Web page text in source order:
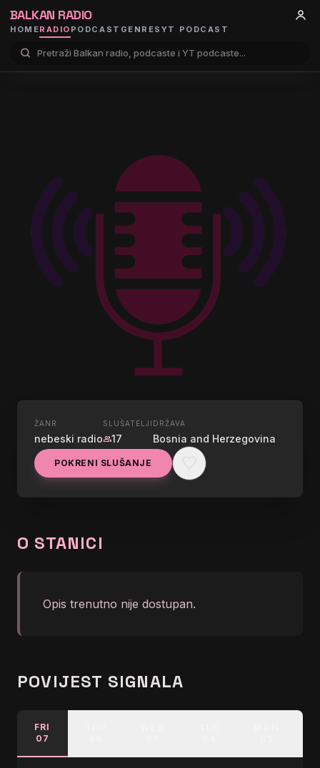
BALKAN RADIO
HOMERADIO PODCAST GENRES YT PODCAST
UŽIVO
KUPREŠKI RADIO
graphic_eq
ŽANR
nebeski radio
SLUŠATELJI
group17
DRŽAVA
Bosnia and Herzegovina
POKRENI SLUŠANJE
O STANICI
Opis trenutno nije dostupan.
POVIJEST SIGNALA
FRI
07